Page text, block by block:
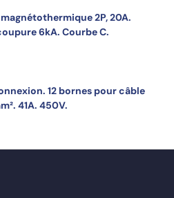
2P, 20A.
6kA. Courbe C.
12 bornes pour câble
41A. 450V.